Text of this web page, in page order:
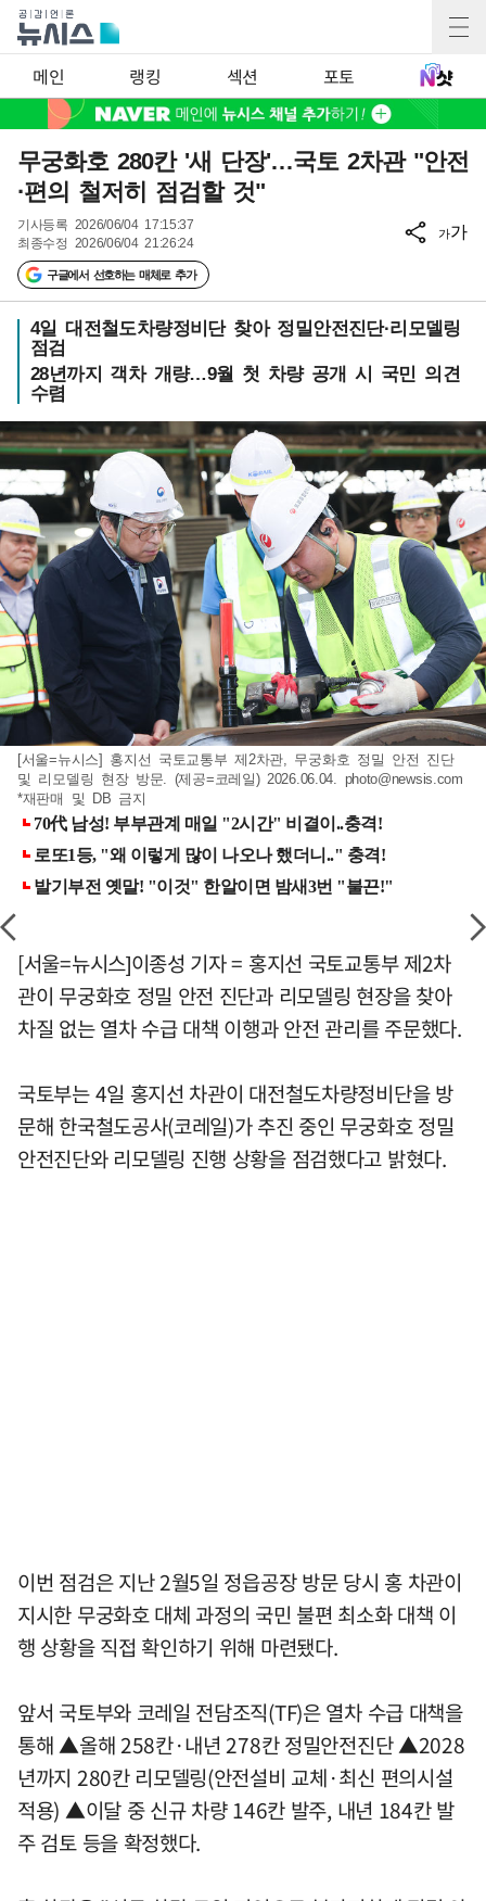
메인 랭킹 섹션 포토
무궁화호 280칸 '새 단장'…국토 2차관 "안전
·편의 철저히 점검할 것"
기사등록 2026/06/04 17:15:37
최종수정 2026/06/04 21:26:24
구글에서 선호하는 매체로 추가
가가
4일 대전철도차량정비단 찾아 정밀안전진단·리모델링
점검
28년까지 객차 개량…9월 첫 차량 공개 시 국민 의견
수렴
[서울=뉴시스] 홍지선 국토교통부 제2차관, 무궁화호 정밀 안전 진단
및 리모델링 현장 방문. (제공=코레일) 2026.06.04. photo@newsis.com
*재판매 및 DB 금지
[서울=뉴시스]이종성 기자 = 홍지선 국토교통부 제2차
관이 무궁화호 정밀 안전 진단과 리모델링 현장을 찾아
차질 없는 열차 수급 대책 이행과 안전 관리를 주문했다.
국토부는 4일 홍지선 차관이 대전철도차량정비단을 방
문해 한국철도공사(코레일)가 추진 중인 무궁화호 정밀
안전진단와 리모델링 진행 상황을 점검했다고 밝혔다.
이번 점검은 지난 2월5일 정읍공장 방문 당시 홍 차관이
지시한 무궁화호 대체 과정의 국민 불편 최소화 대책 이
행 상황을 직접 확인하기 위해 마련됐다.
앞서 국토부와 코레일 전담조직(TF)은 열차 수급 대책을
통해 ▲올해 258칸·내년 278칸 정밀안전진단 ▲2028
년까지 280칸 리모델링(안전설비 교체·최신 편의시설
적용) ▲이달 중 신규 차량 146칸 발주, 내년 184칸 발
주 검토 등을 확정했다.